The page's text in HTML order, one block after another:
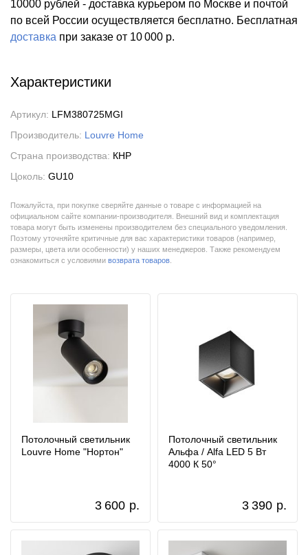
10000 рублей - доставка курьером по Москве и почтой
по всей России осуществляется бесплатно. Бесплатная
доставка при заказе от 10 000 р.
Характеристики
Артикул: LFM380725MGI
Производитель: Louvre Home
Страна производства: КНР
Цоколь: GU10
Пожалуйста, при покупке сверяйте данные о товаре с информацией на
официальном сайте компании-производителя. Внешний вид и комплектация
товара могут быть изменены производителем без специального уведомления.
Поэтому уточняйте критичные для вас характеристики товаров (например,
размеры, цвета или особенности) у наших менеджеров. Также рекомендуем
ознакомиться с условиями возврата товаров
Потолочный светильник
Louvre Home "Нортон"
3 600 р.
Потолочный светильник
Альфа / Alfa LED 5 Вт
4000 К 50°
3 390 р.